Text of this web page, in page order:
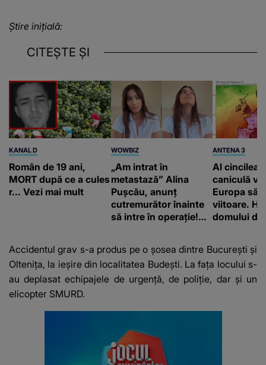
Știre inițială:
CITEȘTE ȘI
KANAL D
Român de 19 ani,
MORT după ce a cules
r... Vezi mai mult
WOWBIZ
„Am intrat în
metastază” Alina
Pușcău, anunț
cutremurător înainte
să intre în operație!
fanilor
ANTENA 3
Al cincilea
caniculă
Europa
viitoare.
domului de
Accidentul grav s-a produs pe o șosea dintre București și
Oltenița, la ieșire din localitatea Budești. La fața locului s-
au deplasat echipajele de urgență, de poliție, dar și un
elicopter SMURD.